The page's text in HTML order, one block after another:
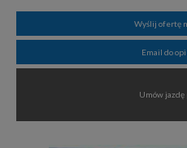
Wyślij ofertę
Email do
Umów jazdę